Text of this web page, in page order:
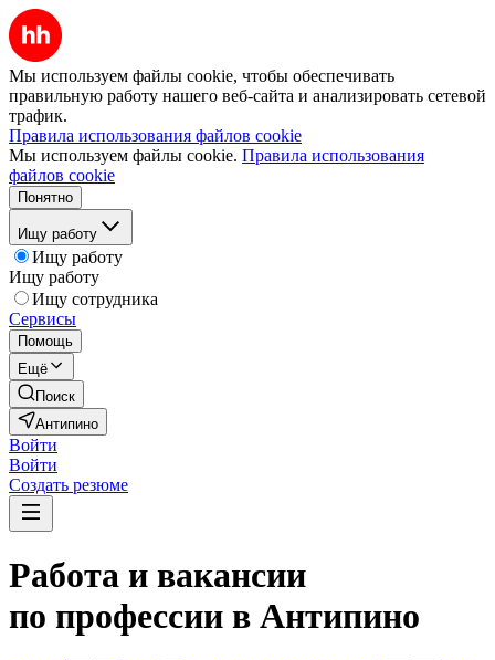
Мы используем файлы cookie, чтобы обеспечивать
правильную работу нашего веб-сайта и анализировать сетевой
трафик.
Правила использования файлов cookie
Мы используем файлы cookie. Правила использования
файлов cookie
Понятно
Ищу работу
Ищу работу
Ищу работу
Ищу сотрудника
Сервисы
Помощь
Ещё
Поиск
Антипино
Войти
Войти
Создать резюме
Работа и вакансии
по профессии в Антипино